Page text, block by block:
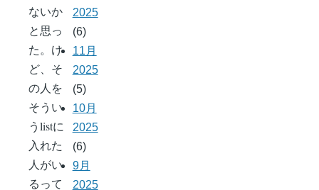
ないか
と思っ
た。け
ど、そ
の人を
そうい
うlistに
入れた
人がい
るって
2025
(6)
11月
2025
(5)
10月
2025
(6)
9月
2025